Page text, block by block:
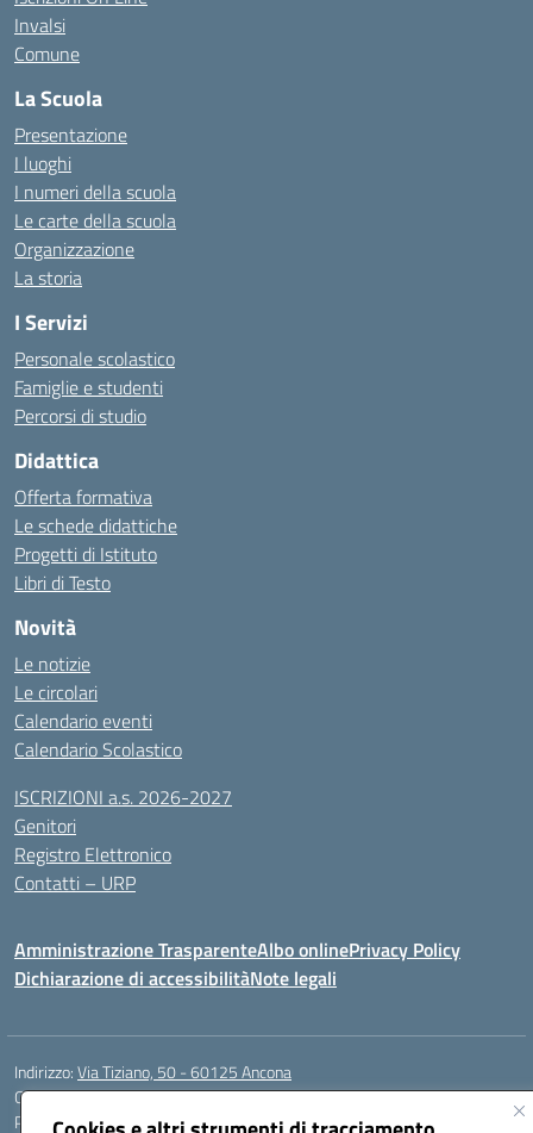
Invalsi
Comune
La Scuola
Presentazione
I luoghi
I numeri della scuola
Le carte della scuola
Organizzazione
La storia
I Servizi
Personale scolastico
Famiglie e studenti
Percorsi di studio
Didattica
Offerta formativa
Le schede didattiche
Progetti di Istituto
Libri di Testo
Novità
Le notizie
Le circolari
Calendario eventi
Calendario Scolastico
ISCRIZIONI a.s. 2026-2027
Genitori
Registro Elettronico
Contatti – URP
Amministrazione TrasparenteAlbo onlinePrivacy Policy
Dichiarazione di accessibilitàNote legali
Indirizzo:Via Tiziano, 50 - 60125 Ancona
Centralino:0712805041 Email:anic81600p@istruzione.it
Posta elettronica certificata (PEC):anic81600p@pec.istruzione.it